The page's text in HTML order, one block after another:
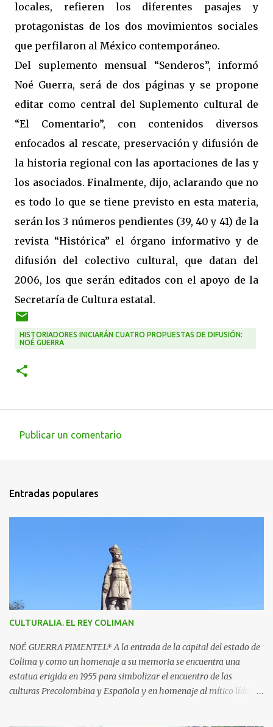
locales, refieren los diferentes pasajes y
protagonistas de los dos movimientos sociales
que perfilaron al México contemporáneo.
Del suplemento mensual “Senderos”, informó
Noé Guerra, será de dos páginas y se propone
editar como central del Suplemento cultural de
“El Comentario”, con contenidos diversos
enfocados al rescate, preservación y difusión de
la historia regional con las aportaciones de las y
los asociados. Finalmente, dijo, aclarando que no
es todo lo que se tiene previsto en esta materia,
serán los 3 números pendientes (39, 40 y 41) de la
revista “Histórica” el órgano informativo y de
difusión del colectivo cultural, que datan del
2006, los que serán editados con el apoyo de la
Secretaría de Cultura estatal.
HISTORIADORES INICIARÁN CUATRO PROPUESTAS DE DIFUSIÓN:
NOÉ GUERRA
e
n
o
s
Publicar un comentario
Entradas populares
CULTURALIA. EL REY COLIMAN
NOÉ GUERRA PIMENTEL* A la entrada de la capital del estado de
Colima y como un homenaje a su memoria se encuentra una
estatua erigida en 1955 para simbolizar el encuentro de las
culturas Precolombina y Española y en homenaje al mítico líder